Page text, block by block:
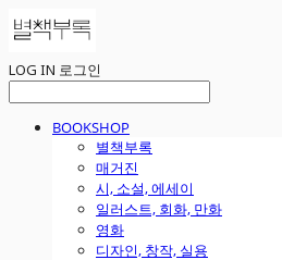
LOG IN 로그인
BOOKSHOP
별책부록
매거진
시, 소설, 에세이
일러스트, 회화, 만화
영화
디자인, 창작, 실용